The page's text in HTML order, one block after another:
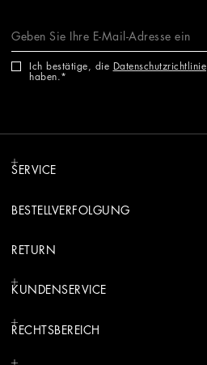
Ich bestätige, die Datenschutzrichtlinie
haben.
SERVICE
BESTELLVERFOLGUNG
RETURN
KUNDENSERVICE
RECHTSBEREICH